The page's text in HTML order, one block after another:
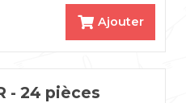
Ajouter
- 24 pièces